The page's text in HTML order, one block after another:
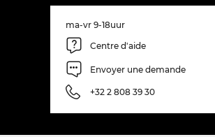
ma-vr 9-18uur
Centre d'aide
Envoyer une demande
+32 2 808 39 30